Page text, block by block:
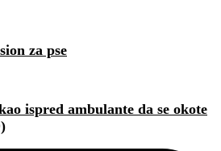
za pse
ispred ambulante da se okote